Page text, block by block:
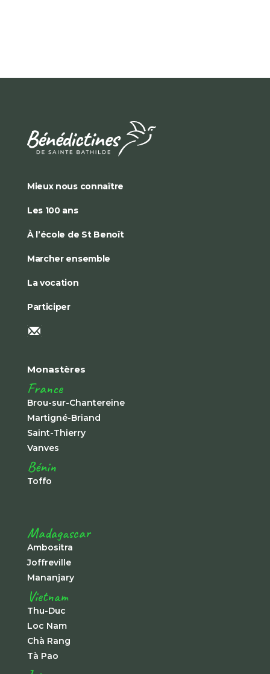
Mieux nous connaître
Les 100 ans
À l’école de St Benoît
Marcher ensemble
La vocation
Participer
Monastères
France
Brou-sur-Chantereine
Martigné-Briand
Saint-Thierry
Vanves
Bénin
Toffo
Madagascar
Ambositra
Joffreville
Mananjary
Vietnam
Thu-Duc
Loc Nam
Chà Rang
Tà Pao